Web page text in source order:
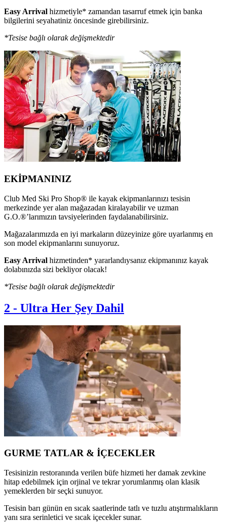
Easy Arrival hizmetiyle* zamandan tasarruf etmek için banka
bilgilerini seyahatiniz öncesinde girebilirsiniz.
*Tesise bağlı olarak değişmektedir
EKİPMANINIZ
Club Med Ski Pro Shop® ile kayak ekipmanlarınızı tesisin
merkezinde yer alan mağazadan kiralayabilir ve uzman
G.O.®’larımızın tavsiyelerinden faydalanabilirsiniz.
Mağazalarımızda en iyi markaların düzeyinize göre uyarlanmış en
son model ekipmanlarını sunuyoruz.
Easy Arrival hizmetinden* yararlandıysanız ekipmanınız kayak
dolabınızda sizi bekliyor olacak!
*Tesise bağlı olarak değişmektedir
2 - Ultra Her Şey Dahil
GURME TATLAR & İÇECEKLER
Tesisinizin restoranında verilen büfe hizmeti her damak zevkine
hitap edebilmek için orjinal ve tekrar yorumlanmış olan klasik
yemeklerden bir seçki sunuyor.
Tesisin barı günün en sıcak saatlerinde tatlı ve tuzlu atıştırmalıkların
yanı sıra serinletici ve sıcak içecekler sunar.